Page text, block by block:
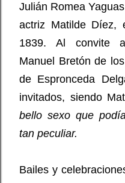
Julián Romea
actriz Matilde Díez,
1839. Al convite
Manuel Bretón de
de Espronceda
invitados, siendo
bello sexo que
tan peculiar.
Bailes y